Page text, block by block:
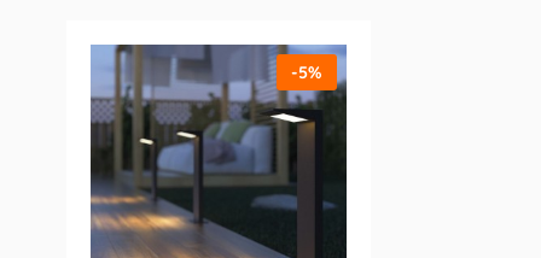
-5%